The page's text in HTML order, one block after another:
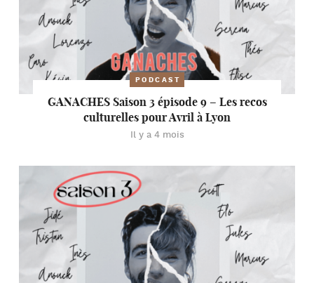
PODCAST
GANACHES Saison 3 épisode 9 – Les recos
culturelles pour Avril à Lyon
Il y a 4 mois